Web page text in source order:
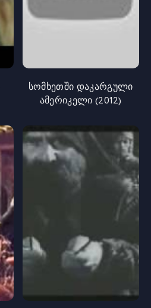
სომხეთში დაკარგული
ამერიკელი (2012)